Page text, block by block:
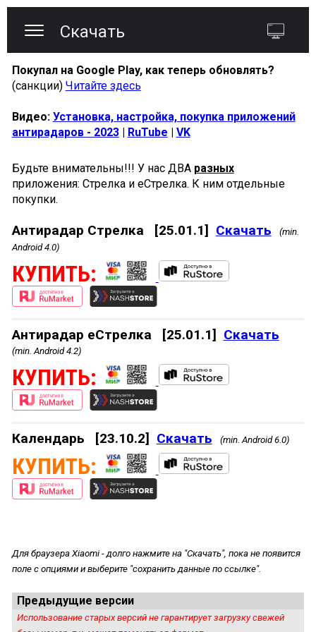
Скачать
Покупал на Google Play, как теперь обновлять?
(санкции) Читайте здесь
Видео: Установка, настройка, покупка приложений
антирадаров - 2023| RuTube | VK
Будьте внимательны!!! У нас ДВА разных
приложения: Стрелка и еСтрелка. К ним отдельные
покупки.
Антирадар Стрелка [25.01.1] Скачать
(min.
Android 4.0)
КУПИТЬ:
Антирадар еСтрелка [25.01.1] Скачать
(min. Android 4.2)
КУПИТЬ:
Календарь [23.10.2] Скачать (min. Android 6.0)
КУПИТЬ:
Для браузера Xiaomi - долго нажмите на "Скачать", пока не появится
поле с опциями и выберите "сохранить данные по ссылке".
Предыдущие версии
Использование старых версий не гарантирует загрузку свежей